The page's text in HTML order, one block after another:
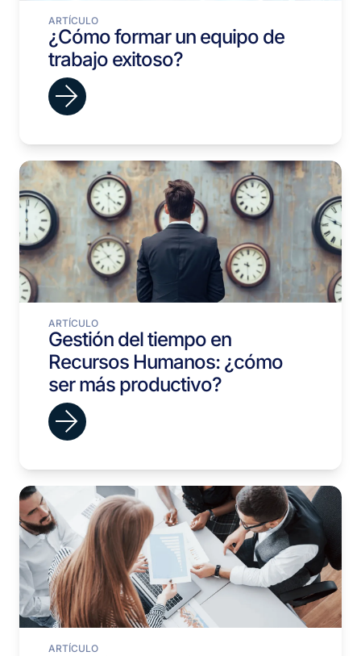
ARTÍCULO
¿Cómo formar un equipo de
trabajo exitoso?
ARTÍCULO
Gestión del tiempo en
Recursos Humanos: ¿cómo
ser más productivo?
ARTÍCULO